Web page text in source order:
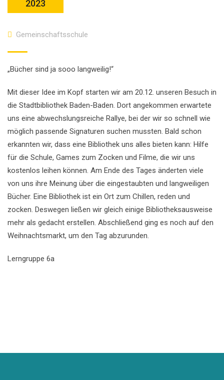
2023
Gemeinschaftsschule
„Bücher sind ja sooo langweilig!“
Mit dieser Idee im Kopf starten wir am 20.12. unseren Besuch in
die Stadtbibliothek Baden-Baden. Dort angekommen erwartete
uns eine abwechslungsreiche Rallye, bei der wir so schnell wie
möglich passende Signaturen suchen mussten. Bald schon
erkannten wir, dass eine Bibliothek uns alles bieten kann: Hilfe
für die Schule, Games zum Zocken und Filme, die wir uns
kostenlos leihen können. Am Ende des Tages änderten viele
von uns ihre Meinung über die eingestaubten und langweiligen
Bücher. Eine Bibliothek ist ein Ort zum Chillen, reden und
zocken. Deswegen ließen wir gleich einige Bibliotheksausweise
mehr als gedacht erstellen. Abschließend ging es noch auf den
Weihnachtsmarkt, um den Tag abzurunden.
Lerngruppe 6a